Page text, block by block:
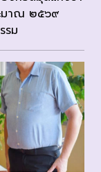
มาณ ๒๕๖๙
รม